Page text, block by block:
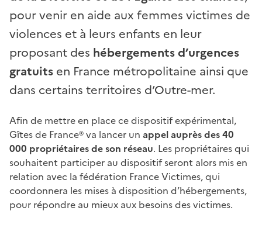
pour venir en aide aux femmes victimes de
violences et à leurs enfants en leur
proposant des hébergements d’urgences
gratuits en France métropolitaine ainsi que
dans certains territoires d’Outre-mer.
Afin de mettre en place ce dispositif expérimental,
Gîtes de France® va lancer un appel auprès des 40
000 propriétaires de son réseau. Les propriétaires qui
souhaitent participer au dispositif seront alors mis en
relation avec la fédération France Victimes, qui
coordonnera les mises à disposition d’hébergements,
pour répondre au mieux aux besoins des victimes.